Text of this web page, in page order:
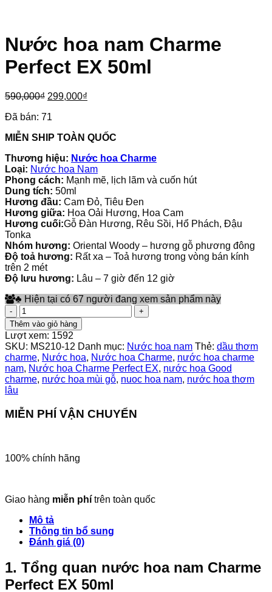
Nước hoa nam Charme
Perfect EX 50ml
590,000₫ Giá
là:
299,000₫
299,000₫.
Đã bán: 71
MIỄN SHIP TOÀN QUỐC
Thương hiệu: Nước hoa Charme
Loại: Nước hoa Nam
Phong cách: Mạnh mẽ, lịch lãm và cuốn hút
Dung tích: 50ml
Hương đầu: Cam Đỏ, Tiêu Đen
Hương giữa: Hoa Oải Hương, Hoa Cam
Hương cuối:Gỗ Đàn Hương, Rêu Sồi, Hổ Phách, Đậu
Tonka
Nhóm hương: Oriental Woody – hương gỗ phương đông
Độ toả hương: Rất xa – Toả hương trong vòng bán kính
trên 2 mét
Độ lưu hương: Lâu – 7 giờ đến 12 giờ
♣ Hiện tại có 67 người đang xem sản phẩm này
Nước
hoa
nam
Charme
Perfect
EX
50ml
số
Thêm vào giỏ hàng
Lượt xem: 1592
SKU: MS210-12 Danh mục: Nước hoa nam Thẻ: dầu thơm
charme, Nước hoa, Nước hoa Charme, nước hoa charme
nam, Nước hoa Charme Perfect EX, nước hoa Good
charme, nước hoa mùi gỗ, nuoc hoa nam, nước hoa thơm
lâu
MIỄN PHÍ VẬN CHUYỂN
100% chính hãng
Giao hàng miễn phí trên toàn quốc
Mô tả
Thông tin bổ sung
Đánh giá (0)
1. Tổng quan nước hoa nam Charme
Perfect EX 50ml